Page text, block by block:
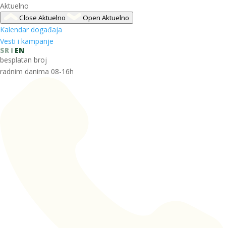
Aktuelno
Close Aktuelno Open Aktuelno
Kalendar događaja
Vesti i kampanje
SR
EN
besplatan broj
radnim danima 08-16h